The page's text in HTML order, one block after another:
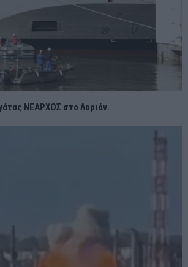
ΝΕΑΡΧΟΣ στο Λοριάν.